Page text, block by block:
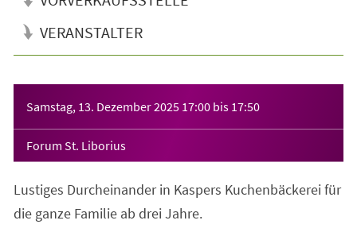
VERANSTALTER
Samstag, 13. Dezember 2025 17:00 bis 17:50
Forum St. Liborius
Lustiges Durcheinander in Kaspers Kuchenbäckerei für
die ganze Familie ab drei Jahre.